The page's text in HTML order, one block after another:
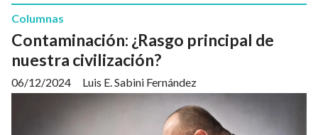
Contaminación: ¿Rasgo principal de
nuestra civilización?
Luis E. Sabini Fernández
Columnas
06/12/2024